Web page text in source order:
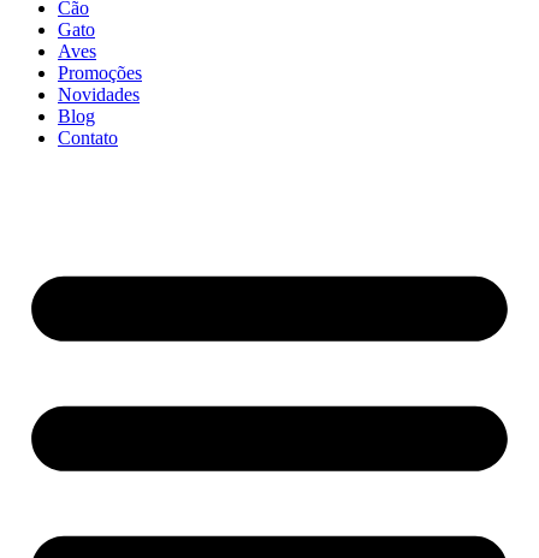
Cão
Gato
Aves
Promoções
Novidades
Blog
Contato